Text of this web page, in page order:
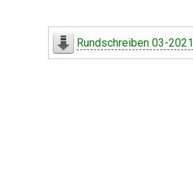
Rundschreiben 03-2021